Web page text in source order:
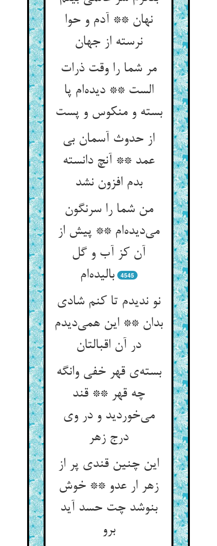
نهان ** آدم و حوا
نرسته از جهان
مر شما را وقت ذرات
الست ** دیده‌ام پا
بسته و منکوس و پست
از حدوث آسمان بی
عمد ** آنچ دانسته
بدم افزون نشد
من شما را سرنگون
می‌دیده‌ام ** پیش از
آن کز آب و گل
بالیده‌ام
4545
نو ندیدم تا کنم شادی
بدان ** این همی‌دیدم
در آن اقبالتان
بسته‌ی قهر خفی وانگه
چه قهر ** قند
می‌خوردید و در وی
درج زهر
این چنین قندی پر از
زهر ار عدو ** خوش
بنوشد چت حسد آید
برو